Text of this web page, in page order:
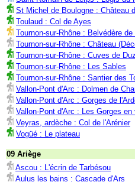
St Michel de Boulogne : Château
Toulaud : Col de Ayes
Tournon-sur-Rhône : Belvédère
Tournon-sur-Rhône : Château
Tournon-sur-Rhône : Cuves de
Tournon-sur-Rhône : Les Sables
Tournon-sur-Rhône : Santier des
Vallon-Pont d'Arc : Dolmen de
Vallon-Pont d'Arc : Gorges de
Vallon-Pont d'Arc : Les Gorges en
Veyras, ardèche : Col de l'Arénier
Vogüé : Le plateau
09 Ariège
Ascou : L'écrin de Tarbésou
Aulus les bains : Cascade d'Ars